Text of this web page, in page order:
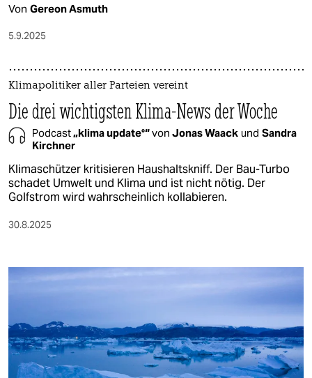
Von Gereon Asmuth
5.9.2025
Klimapolitiker aller Parteien vereint
Die drei wichtigsten Klima-News der Woche
Podcast„klima update°“von Jonas Waack und Sandra
Kirchner
Klimaschützer kritisieren Haushaltskniff. Der Bau-Turbo
schadet Umwelt und Klima und ist nicht nötig. Der
Golfstrom wird wahrscheinlich kollabieren.
30.8.2025